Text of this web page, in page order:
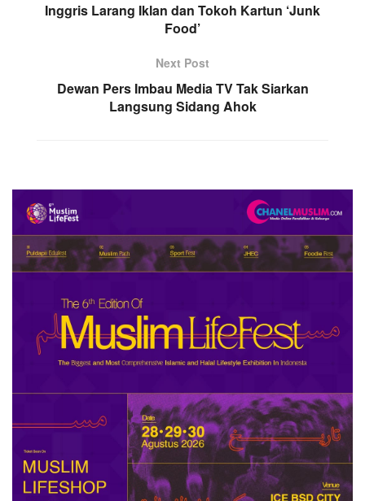
Inggris Larang Iklan dan Tokoh Kartun ‘Junk
Food’
Next Post
Dewan Pers Imbau Media TV Tak Siarkan
Langsung Sidang Ahok